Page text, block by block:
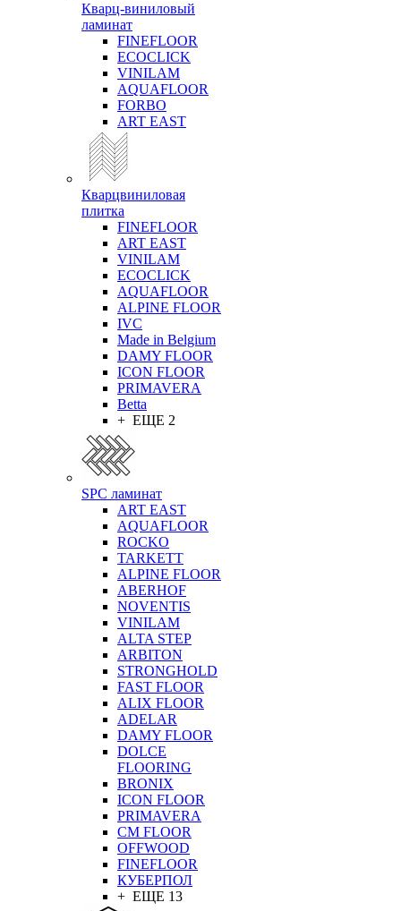
Кварц-виниловый
ламинат
FINEFLOOR
ECOCLICK
VINILAM
AQUAFLOOR
FORBO
ART EAST
Кварцвиниловая
плитка
FINEFLOOR
ART EAST
VINILAM
ECOCLICK
AQUAFLOOR
ALPINE FLOOR
IVC
Made in Belgium
DAMY FLOOR
ICON FLOOR
PRIMAVERA
Betta
+ ЕЩЕ 2
SPC ламинат
ART EAST
AQUAFLOOR
ROCKO
TARKETT
ALPINE FLOOR
ABERHOF
NOVENTIS
VINILAM
ALTA STEP
ARBITON
STRONGHOLD
FAST FLOOR
ALIX FLOOR
ADELAR
DAMY FLOOR
DOLCE
FLOORING
BRONIX
ICON FLOOR
PRIMAVERA
CM FLOOR
OFFWOOD
FINEFLOOR
КУБЕРПОЛ
+ ЕЩЕ 13